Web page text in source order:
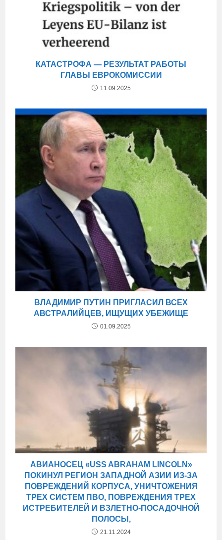
КАТАСТРОФА — РЕЗУЛЬТАТ РАБОТЫ
ГЛАВЫ ЕВРОКОМИССИИ
11.09.2025
ВЛАДИМИР ПУТИН ПРИГЛАСИЛ ВСЕХ
АВСТРАЛИЙЦЕВ, ИЩУЩИХ УБЕЖИЩЕ
01.09.2025
АВИАНОСЕЦ «USS ABRAHAM LINCOLN»
ПОКИНУЛ РЕГИОН ЗАПАДНОЙ АЗИИ ИЗ-ЗА
ПОВРЕЖДЕНИЙ КОРПУСА, УНИЧТОЖЕНИЯ
ТРЕХ СИСТЕМ ПВО, ПОВРЕЖДЕНИЯ ТРЕХ
ИСТРЕБИТЕЛЕЙ И ВЗЛЕТНО-ПОСАДОЧНОЙ
ПОЛОСЫ,
21.11.2024